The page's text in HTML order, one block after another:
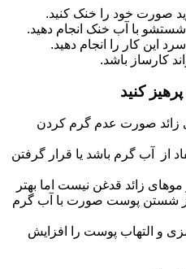
صورت خود را خنک کنید.
شستشو با آب خنک انجام دهید.
این کار را انجام دهید.
کارساز باشد.
کنید
زائد صورت عدم گرم کردن
از آب گرم باشد یا قرار گرفتن
زائد قدغن نیست اما بهتر
شستن پوست صورت با آب گرم
و التهاب پوست را افزایش